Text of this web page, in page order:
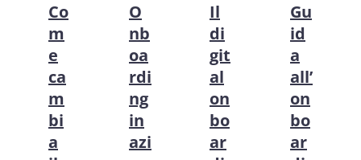
Co
m
e
ca
m
bi
a
O
nb
oa
rdi
ng
in
azi
Il
di
git
al
on
bo
ar
Gu
id
a
all’
on
bo
ar